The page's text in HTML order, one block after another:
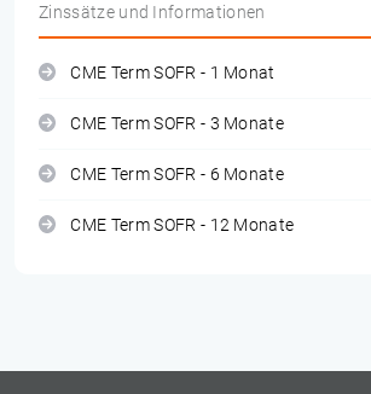
Zinssätze und Informationen
CME Term SOFR - 1 Monat
CME Term SOFR - 3 Monate
CME Term SOFR - 6 Monate
CME Term SOFR - 12 Monate